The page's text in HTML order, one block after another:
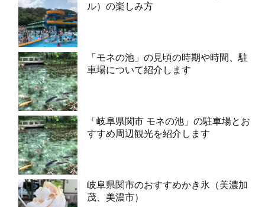
ル）の楽しみ方
「モネの池」の見頃の時期や時間、駐
車場について紹介します
「岐阜県関市 モネの池」の駐車場とお
すすめ周辺観光を紹介します
岐阜県関市のおすすめかき氷（美濃加
茂、美濃市）